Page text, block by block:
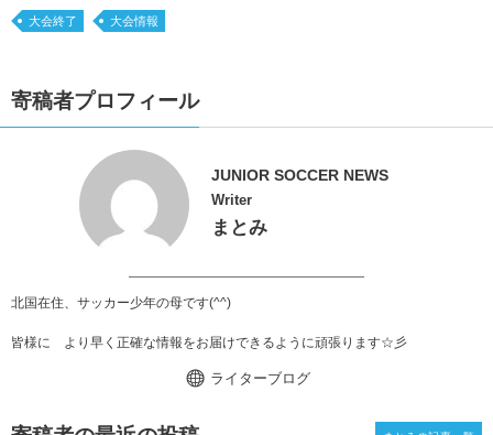
大会終了 大会情報
寄稿者プロフィール
JUNIOR SOCCER NEWS
Writer
まとみ
北国在住、サッカー少年の母です(^^)
皆様に より早く正確な情報をお届けできるように頑張ります☆彡
ライターブログ